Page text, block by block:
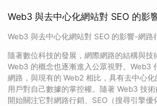
Web3 與去中心化網站對 SEO 的影
Web3 與去中心化網站對 SEO 的影響-網路
隨著數位科技的發展，網際網路的結構與技
Web3 的概念也逐漸進入公眾視野。Web3
網路，與現有的 Web2 相比，具有去中心
用戶對自己數據的掌控權。隨著 Web3 技
開始關注它對網路行銷、SEO（搜尋引擎優